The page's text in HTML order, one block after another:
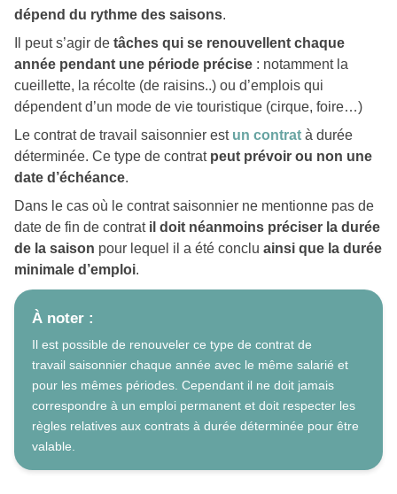
dépend du rythme des saisons.
Il peut s’agir de tâches qui se renouvellent chaque
année pendant une période précise : notamment la
cueillette, la récolte (de raisins..) ou d’emplois qui
dépendent d’un mode de vie touristique (cirque, foire…)
Le contrat de travail saisonnier est un contrat à durée
déterminée. Ce type de contrat peut prévoir ou non une
date d’échéance.
Dans le cas où le contrat saisonnier ne mentionne pas de
date de fin de contrat il doit néanmoins préciser la durée
de la saison pour lequel il a été conclu ainsi que la durée
minimale d’emploi.
À noter :
Il est possible de renouveler ce type de contrat de
travail saisonnier chaque année avec le même salarié et
pour les mêmes périodes. Cependant il ne doit jamais
correspondre à un emploi permanent et doit respecter les
règles relatives aux contrats à durée déterminée pour être
valable.